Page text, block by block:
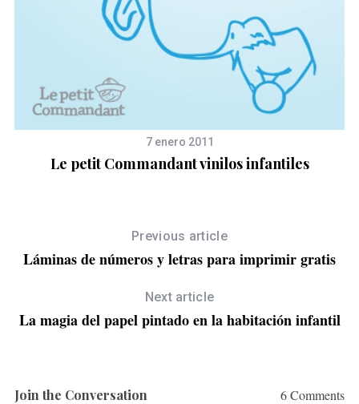
7 enero 2011
Le petit Commandant vinilos infantiles
Previous article
Láminas de números y letras para imprimir gratis
Next article
La magia del papel pintado en la habitación infantil
Join the Conversation 6 Comments